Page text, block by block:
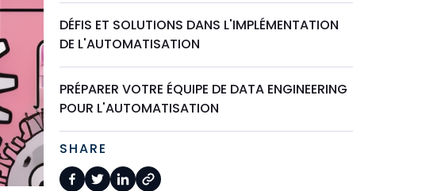
DÉFIS ET SOLUTIONS DANS L'IMPLÉMENTATION
DE L'AUTOMATISATION
PRÉPARER VOTRE ÉQUIPE DE DATA ENGINEERING
POUR L'AUTOMATISATION
SHARE